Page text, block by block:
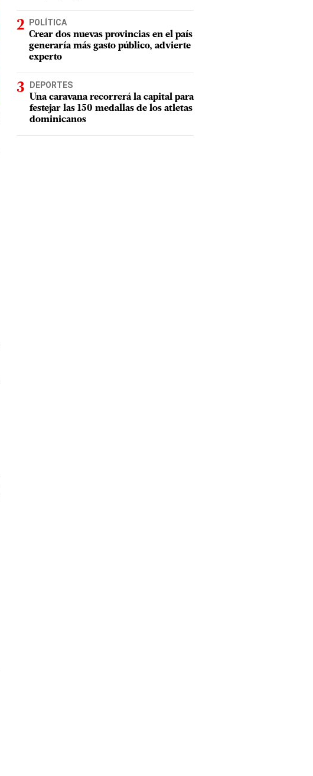
POLÍTICA
Crear dos nuevas provincias en el país
generaría más gasto público, advierte
experto
DEPORTES
Una caravana recorrerá la capital para
festejar las 150 medallas de los atletas
dominicanos